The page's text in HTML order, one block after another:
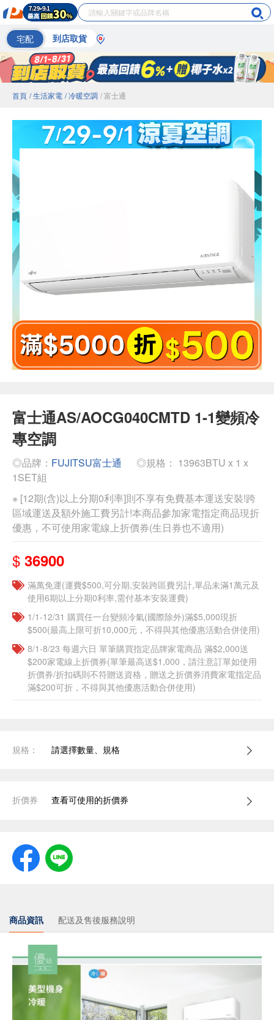
宅配 到店取貨
首頁 / 生活家電 / 冷暖空調 / 富士通
富士通AS/AOCG040CMTD 1-1變頻冷
專空調
◎品牌： FUJITSU富士通
◎規格： 13963BTU x 1 x
1SET組
※ [12期(含)以上分期0利率]則不享有免費基本運送安裝!跨
區域運送及額外施工費另計!本商品參加家電指定商品現折
優惠，不可使用家電線上折價券(生日券也不適用)
$ 36900
滿萬免運(運費$500,可分期,安裝跨區費另計,單品未滿1萬元及
使用6期以上分期0利率,需付基本安裝運費)
1/1-12/31 購買任一台變頻冷氣(國際除外)滿$5,000現折
$500(最高上限可折10,000元，不得與其他優惠活動合併使用)
8/1-8/23 每週六日 單筆購買指定品牌家電商品 滿$2,000送
$200家電線上折價券(單筆最高送$1,000，請注意訂單如使用
折價券/折扣碼則不符贈送資格，贈送之折價券消費家電指定品
滿$200可折，不得與其他優惠活動合併使用)
規格： 請選擇數量、規格
折價券 查看可使用的折價券
商品資訊 配送及售後服務說明